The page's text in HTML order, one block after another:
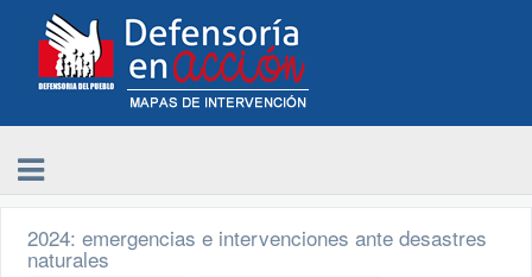
2024: emergencias e intervenciones ante desastres
naturales